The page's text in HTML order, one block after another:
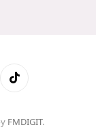
TikTok
FMDIGIT.